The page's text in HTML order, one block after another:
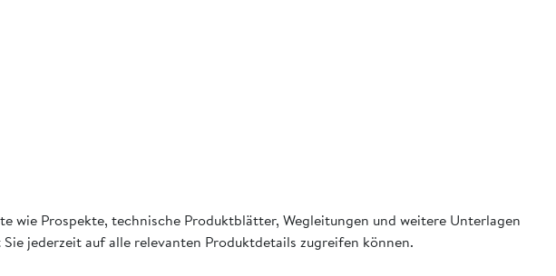
wie Prospekte, technische Produktblätter, Wegleitungen und weitere Unterlagen
jederzeit auf alle relevanten Produktdetails zugreifen können.